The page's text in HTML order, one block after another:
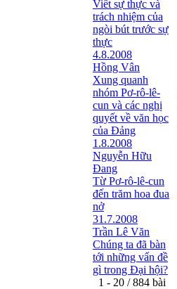
Viết sự thực và
trách nhiệm của
ngòi bút trước sự
thực
4.8.2008
Hồng Vân
Xung quanh
nhóm Pơ-rô-lê-
cun và các nghị
quyết về văn học
của Đảng
1.8.2008
Nguyễn Hữu
Đang
Từ Pơ-rô-lê-cun
đến trăm hoa đua
nở
31.7.2008
Trần Lê Văn
Chúng ta đã bàn
tới những vấn đề
gì trong Đại hội?
1 - 20 / 884 bài